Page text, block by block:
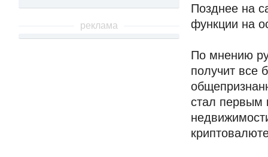
реклама
Позднее на
функции на
По мнению
получит все
стал первым